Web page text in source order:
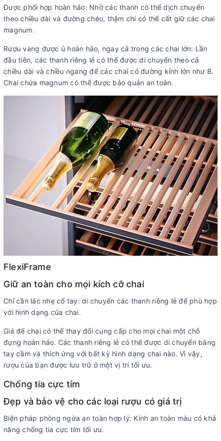
Được phối hợp hoàn hảo: Nhờ các thanh có thể dịch chuyển
theo chiều dài và đường chéo, thậm chí có thể cất giữ các chai
magnum.
Rượu vang được ủ hoàn hảo, ngay cả trong các chai lớn: Lần
đầu tiên, các thanh riêng lẻ có thể được di chuyển theo cả
chiều dài và chiều ngang để các chai có đường kính lớn như B.
Chai chứa magnum có thể được bảo quản an toàn.
FlexiFrame
Giữ an toàn cho mọi kích cỡ chai
Chỉ cần lắc nhẹ cổ tay: di chuyển các thanh riêng lẻ để phù hợp
với hình dạng của chai.
Giá để chai có thể thay đổi cung cấp cho mọi chai một chỗ
đựng hoàn hảo. Các thanh riêng lẻ có thể được di chuyển bằng
tay cầm và thích ứng với bất kỳ hình dạng chai nào. Vì vậy,
rượu của bạn được lưu trữ ở một vị trí tối ưu.
Chống tia cực tím
Đẹp và bảo vệ cho các loại rượu có giá trị
Biện pháp phòng ngừa an toàn hợp lý: Kính an toàn màu có khả
năng chống tia cực tím tối ưu.